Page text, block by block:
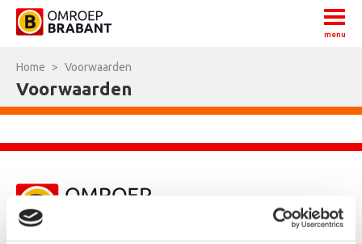
menu
Home > Voorwaarden
Voorwaarden